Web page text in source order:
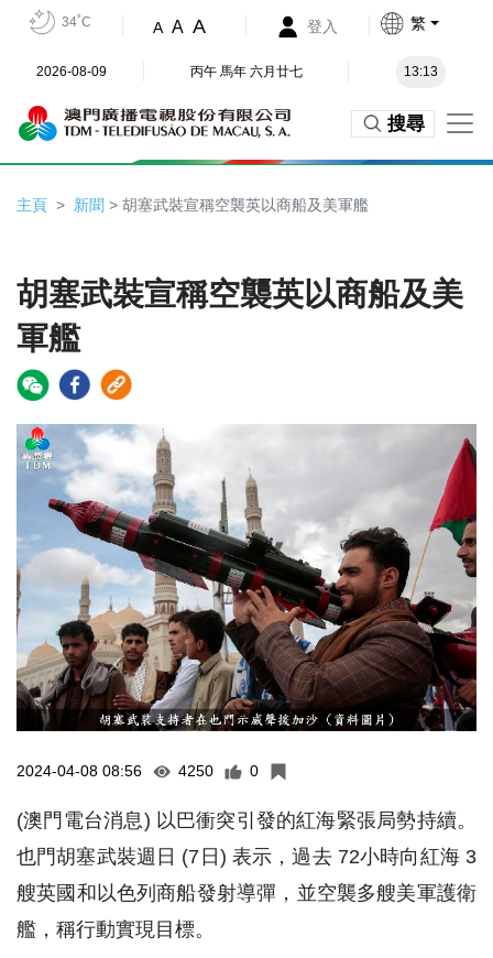
34˚C A A A 登入 繁
2026-08-09 丙午 馬年 六月廿七 13:13
搜尋
主頁 新聞 > 胡塞武裝宣稱空襲英以商船及美軍艦
胡塞武裝宣稱空襲英以商船及美
軍艦
2024-04-08 08:56 4250 0
(澳門電台消息) 以巴衝突引發的紅海緊張局勢持續。
也門胡塞武裝週日 (7日) 表示，過去 72小時向紅海 3
艘英國和以色列商船發射導彈，並空襲多艘美軍護衛
艦，稱行動實現目標。